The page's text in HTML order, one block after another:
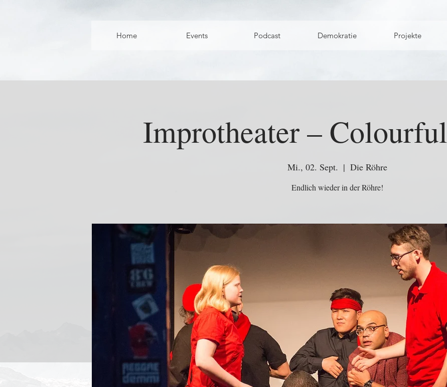
Home Events Podcast Demokratie Projekte
Improtheater –
Mi., 02. Sept.
  |
Die Röhre
Endlich wieder in der Röhre!